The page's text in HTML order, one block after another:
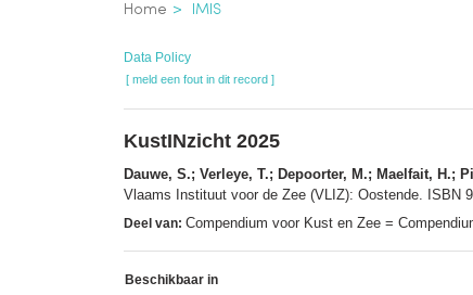
Kruimelpad
Home IMIS
Data Policy
[ meld een fout in dit record ]
KustINzicht 2025
Dauwe, S.; Verleye, T.; Depoorter, M.; Maelfait, H.;
Vlaams Instituut voor de Zee (VLIZ): Oostende. ISBN
Deel van: Compendium voor Kust en Zee =
Beschikbaar in